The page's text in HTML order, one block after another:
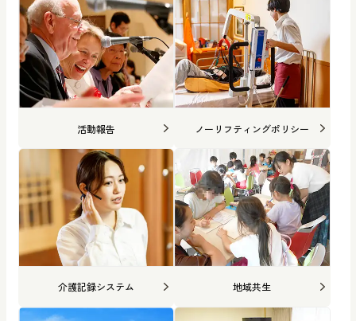
活動報告 ノーリフティングポリシー
介護記録システム 地域共生